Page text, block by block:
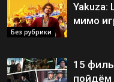
Без рубрики
мимо
15
пойдём